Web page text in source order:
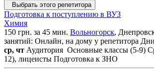
Выбрать этого репетитора
Подготовка к поступлению в ВУЗ
Химия
150 грн. за 45 мин. Вольногорск,
занятий: Онлайн, на дому у репетитора
ср, чт Аудитория Основные классы (5-9)
12), лицеисты Подготовка к ЗНО